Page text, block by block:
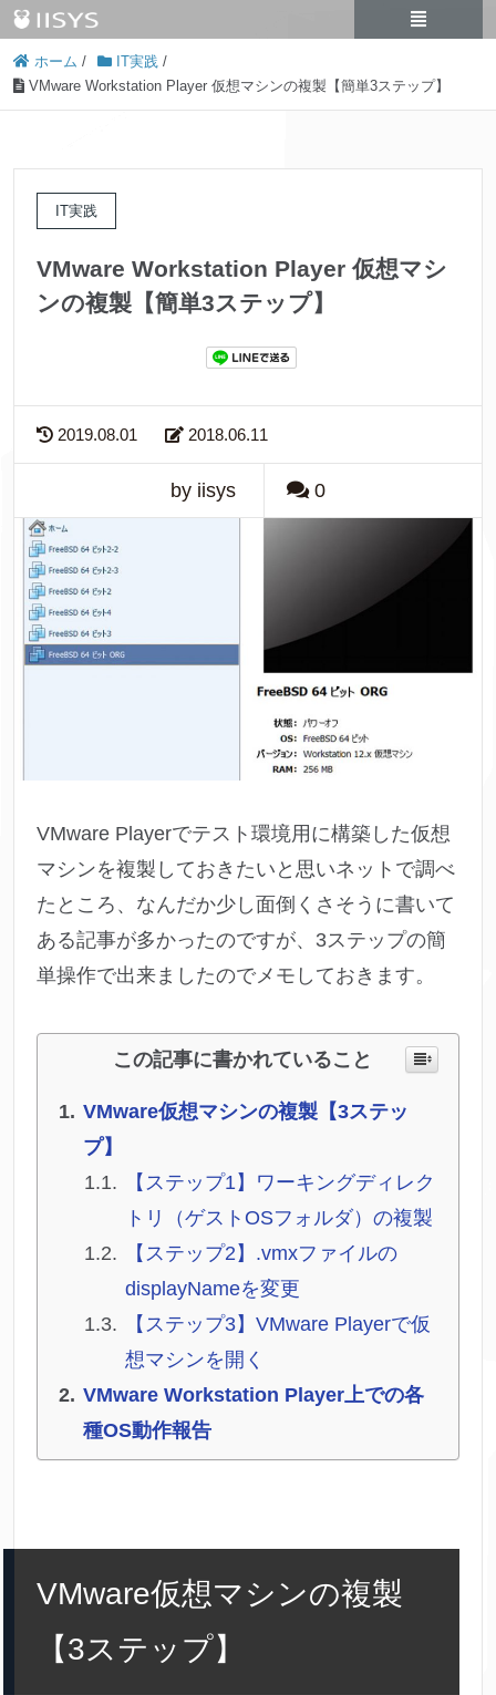
ホーム / IT実践 /
VMware Workstation Player 仮想マシンの複製【簡単3ステップ】
IT実践
VMware Workstation Player 仮想マシ
ンの複製【簡単3ステップ】
2019.08.01 2018.06.11
by iisys 0
VMware Playerでテスト環境用に構築した仮想
マシンを複製しておきたいと思いネットで調べ
たところ、なんだか少し面倒くさそうに書いて
ある記事が多かったのですが、3ステップの簡
単操作で出来ましたのでメモしておきます。
この記事に書かれていること
VMware仮想マシンの複製【3ステッ
プ】
【ステップ1】ワーキングディレク
トリ（ゲストOSフォルダ）の複製
【ステップ2】.vmxファイルの
displayNameを変更
【ステップ3】VMware Playerで仮
想マシンを開く
VMware Workstation Player上での各
種OS動作報告
VMware仮想マシンの複製
【3ステップ】